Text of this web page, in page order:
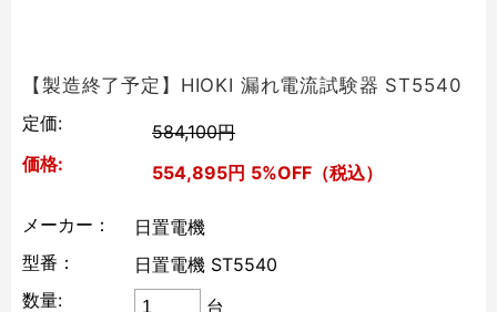
【製造終了予定】HIOKI 漏れ電流試験器 ST5540
定価:
584,100円
価格:
554,895円 5%OFF（税込）
メーカー：
日置電機
型番：
日置電機 ST5540
数量:
台